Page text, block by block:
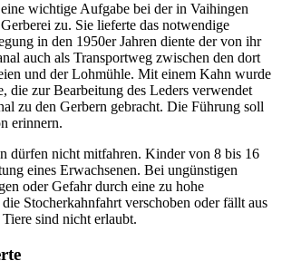
wichtige Aufgabe bei der in Vaihingen
zu. Sie lieferte das notwendige
in den 1950er Jahren diente der von ihr
auch als Transportweg zwischen den dort
und der Lohmühle. Mit einem Kahn wurde
die zur Bearbeitung des Leders verwendet
zu den Gerbern gebracht. Die Führung soll
erinnern.
dürfen nicht mitfahren. Kinder von 8 bis 16
eines Erwachsenen. Bei ungünstigen
oder Gefahr durch eine zu hohe
Stocherkahnfahrt verschoben oder fällt aus
sind nicht erlaubt.